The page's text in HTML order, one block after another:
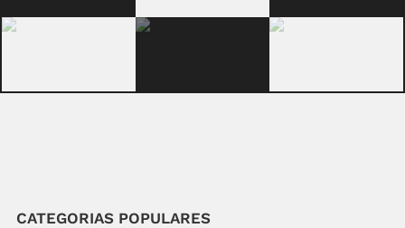
CATEGORIAS POPULARES